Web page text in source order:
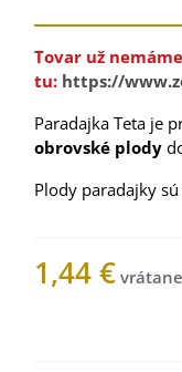
Tovar už
tu: https://
Paradajka Teta je
obrovské plody
Plody paradajky
1,44 €